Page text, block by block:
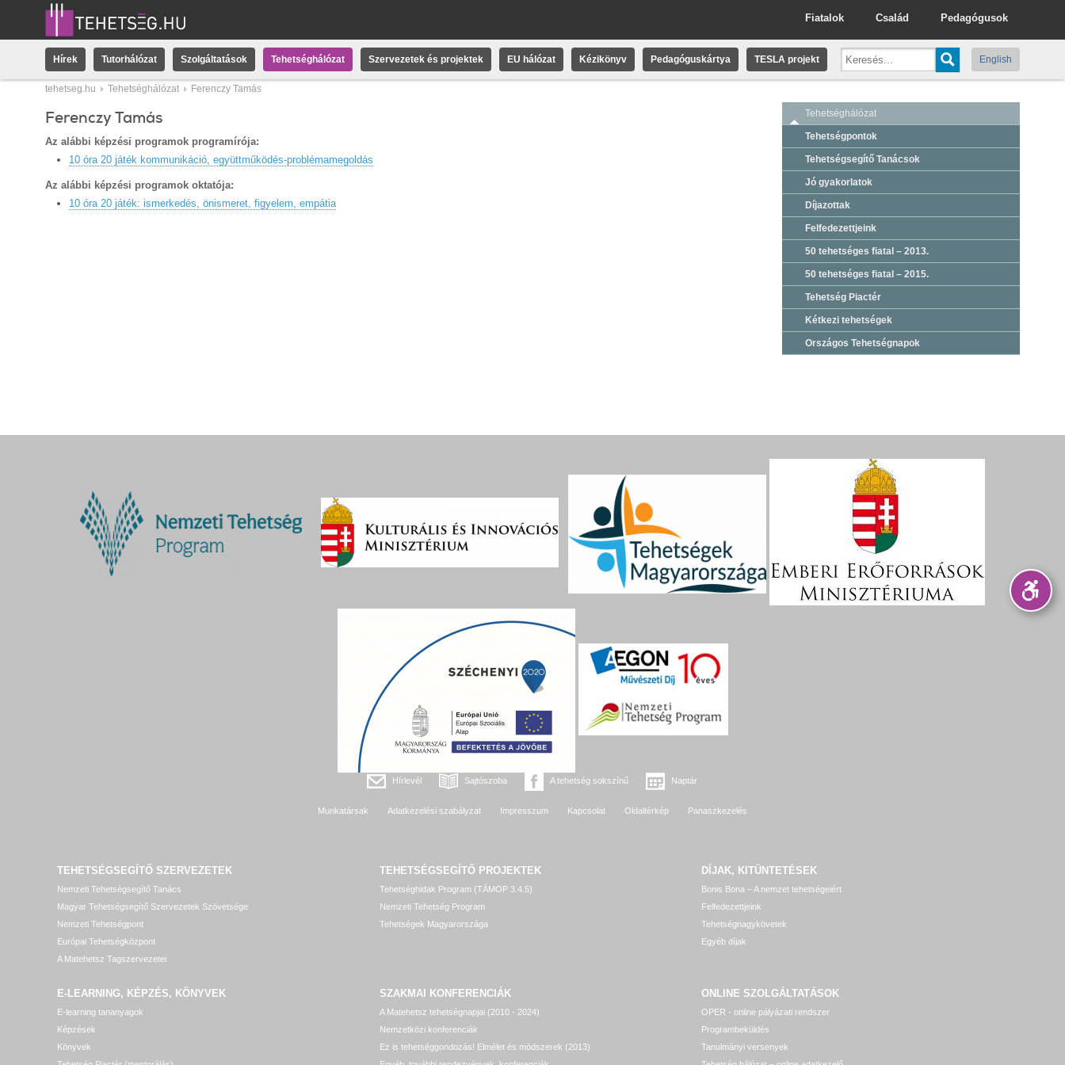
Pedagógusok
Család
Fiatalok
Hírek Tutorhálózat Szolgáltatások Tehetséghálózat Szervezetek és projektek EU hálózat Kézikönyv Pedagóguskártya TESLA projekt English
tehetseg.hu Tehetséghálózat Ferenczy Tamás
Ferenczy Tamás
Az alábbi képzési programok programírója:
10 óra 20 játék kommunikáció, együttműködés-problémamegoldás
Az alábbi képzési programok oktatója:
10 óra 20 játék: ismerkedés, önismeret, figyelem, empátia
Tehetséghálózat
Tehetségpontok
Tehetségsegítő Tanácsok
Jó gyakorlatok
Díjazottak
Felfedezettjeink
50 tehetséges fiatal – 2013.
50 tehetséges fiatal – 2015.
Tehetség Piactér
Kétkezi tehetségek
Országos Tehetségnapok
Hírlevél Sajtószoba A tehetség sokszínű Naptár
Munkatársak Adatkezelési szabályzat Impresszum Kapcsolat Oldaltérkép Panaszkezelés
TEHETSÉGSEGÍTŐ SZERVEZETEK
Nemzeti Tehetségsegítő Tanács
Magyar Tehetségsegítő Szervezetek Szövetsége
Nemzeti Tehetségpont
Európai Tehetségközpont
A Matehetsz Tagszervezetei
TEHETSÉGSEGÍTŐ PROJEKTEK
Tehetséghidak Program (TÁMOP 3.4.5)
Nemzeti Tehetség Program
Tehetségek Magyarországa
DÍJAK, KITÜNTETÉSEK
Bonis Bona – A nemzet tehetségeiért
Felfedezettjeink
Tehetségnagykövetek
Egyéb díjak
E-LEARNING, KÉPZÉS, KÖNYVEK
E-learning tananyagok
Képzések
Könyvek
SZAKMAI KONFERENCIÁK
A Matehetsz tehetségnapjai (2010 - 2024)
Nemzetközi konferenciák
Ez is tehetséggondozás! Elmélet és módszerek (2013)
ONLINE SZOLGÁLTATÁSOK
OPER - online pályázati rendszer
Programbeküldés
Tanulmányi versenyek